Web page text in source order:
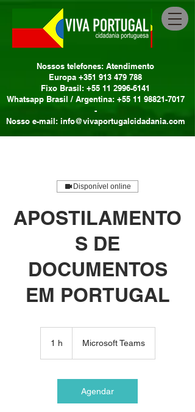
Nossos telefones: Atendimento
Europa +351 913 479 788
Fixo Brasil: +55 11 2996-6141
Whatsapp Brasil / Argentina: +55 11 98821-7017
-
Nosso e-mail: info@vivaportugalcidadania.com
Disponível online
APOSTILAMENTO
S DE
DOCUMENTOS
EM PORTUGAL
1 h Microsoft Teams
Agendar